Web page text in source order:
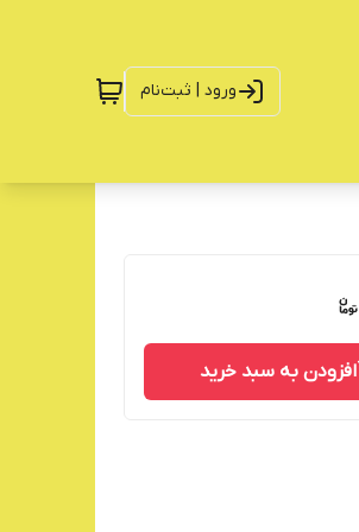
ورود | ثبت‌نام
افزودن به سبد خرید